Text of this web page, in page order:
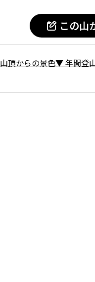
この山
山頂からの景色▼年間登